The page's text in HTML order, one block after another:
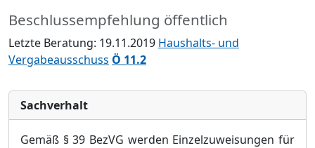
Beschlussempfehlung öffentlich
Letzte Beratung: 19.11.2019 Haushalts- und
Vergabeausschuss Ö 11.2
Sachverhalt
Gemäß § 39 BezVG werden Einzelzuweisungen für